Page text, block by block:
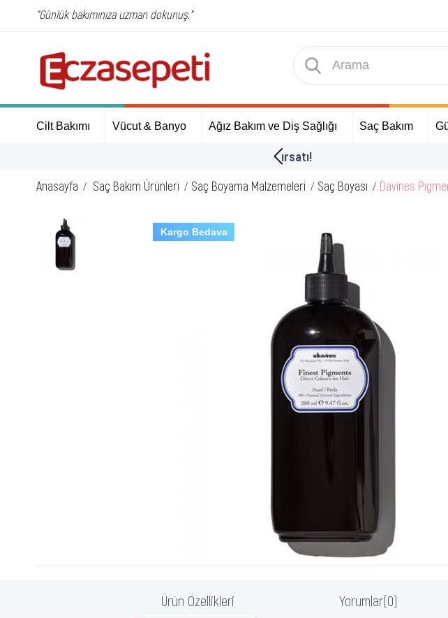
"Günlük bakımınıza uzman dokunuş."
Cilt Bakımı Vücut & Banyo Ağız Bakım ve Diş Sağlığı Saç Bakım
Anasayfa
Saç Bakım Ürünleri Saç Boyama Malzemeleri Saç Boyası Davines
Kargo Bedava
Ürün Özellikleri Yorumlar(0)